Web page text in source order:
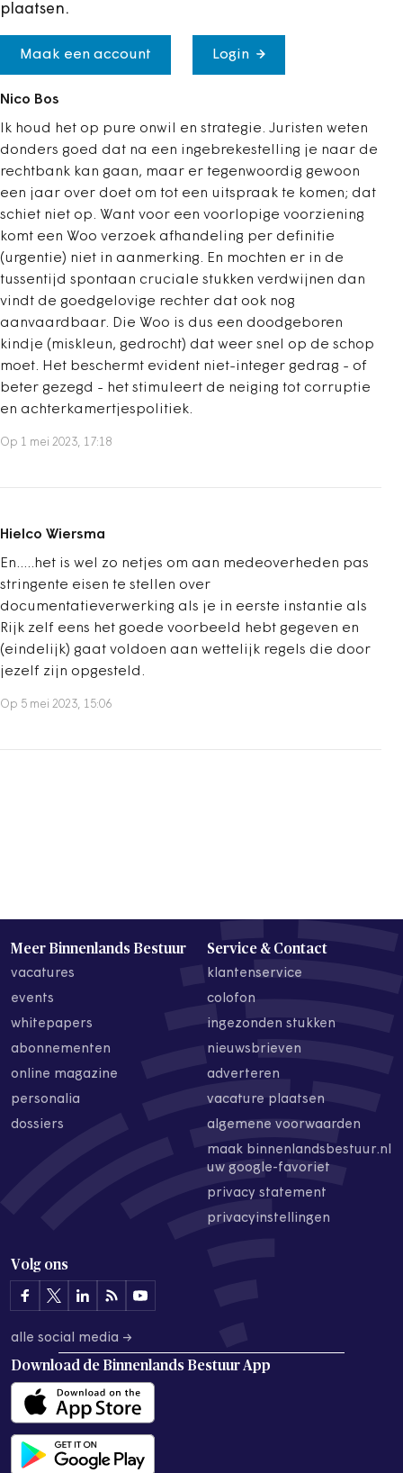
plaatsen.
Maak een account Login
Nico Bos
Ik houd het op pure onwil en strategie. Juristen weten
donders goed dat na een ingebrekestelling je naar de
rechtbank kan gaan, maar er tegenwoordig gewoon
een jaar over doet om tot een uitspraak te komen; dat
schiet niet op. Want voor een voorlopige voorziening
komt een Woo verzoek afhandeling per definitie
(urgentie) niet in aanmerking. En mochten er in de
tussentijd spontaan cruciale stukken verdwijnen dan
vindt de goedgelovige rechter dat ook nog
aanvaardbaar. Die Woo is dus een doodgeboren
kindje (miskleun, gedrocht) dat weer snel op de schop
moet. Het beschermt evident niet-integer gedrag - of
beter gezegd - het stimuleert de neiging tot corruptie
en achterkamertjespolitiek.
Op 1 mei 2023, 17:18
Hielco Wiersma
En.....het is wel zo netjes om aan medeoverheden pas
stringente eisen te stellen over
documentatieverwerking als je in eerste instantie als
Rijk zelf eens het goede voorbeeld hebt gegeven en
(eindelijk) gaat voldoen aan wettelijk regels die door
jezelf zijn opgesteld.
Op 5 mei 2023, 15:06
Meer Binnenlands Bestuur
vacatures
events
whitepapers
abonnementen
online magazine
personalia
dossiers
Service & Contact
klantenservice
colofon
ingezonden stukken
nieuwsbrieven
adverteren
vacature plaatsen
algemene voorwaarden
maak binnenlandsbestuur.nl
uw google-favoriet
privacy statement
privacyinstellingen
Volg ons
alle social media →
Download de Binnenlands Bestuur App